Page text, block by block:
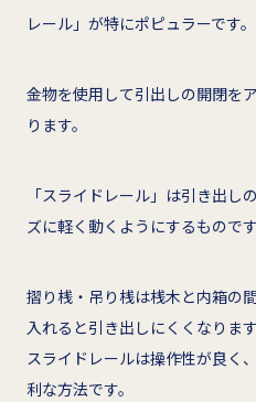
レール」が特にポピュラーです。
金物を使用して引出しの開閉を
ります。
「スライドレール」は引き出し
ズに軽く動くようにするものです
摺り桟・吊り桟は桟木と内箱の
入れると引き出しにくくなりま
スライドレールは操作性が良く
利な方法です。